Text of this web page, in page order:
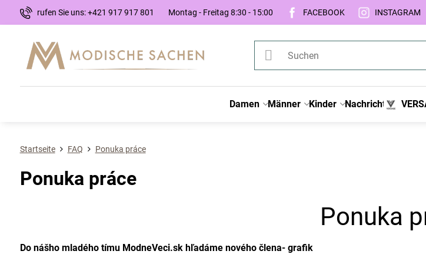
rufen Sie uns: +421 917 917 801 Montag - Freitag 8:30 - 15:00 FACEBOOK INSTAGRAM
Damen Männer Kinder Nachricht
Startseite FAQ Ponuka práce
Ponuka práce
Ponuka
Do nášho mladého tímu ModneVeci.sk hľadáme nového člena- grafik